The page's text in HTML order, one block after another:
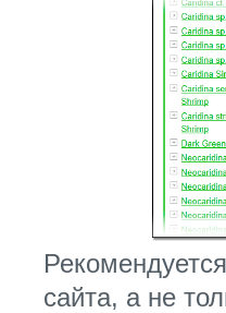
сайта, а не